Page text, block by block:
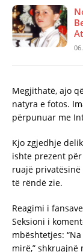
Megjithatë, ajo
natyra e fotos.
përpunuar me
Kjo zgjedhje
ishte prezent
ruajë
të rëndë zie.
Reagimi i
Seksioni i
mbështetjes:
mirë,”